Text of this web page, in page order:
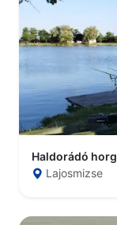
Haldorádó
Lajosmizse